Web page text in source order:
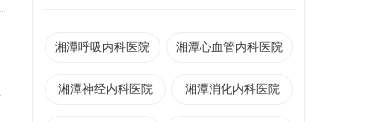
湘潭呼吸内科医院 湘潭心血管内科医院
湘潭神经内科医院 湘潭消化内科医院